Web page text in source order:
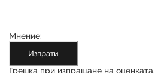
Мнение:
Изпрати
Грешка при изпращане на оценката.